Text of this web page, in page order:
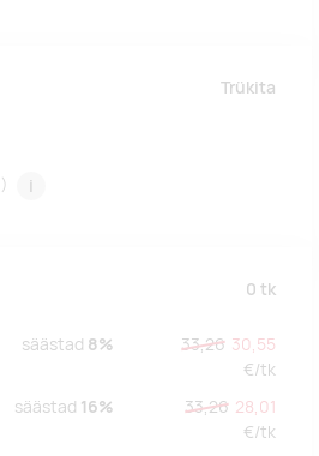
Trükita
i
0 tk
säästad 8% 33,26 30,55
€/tk
säästad 16% 33,26 28,01
€/tk